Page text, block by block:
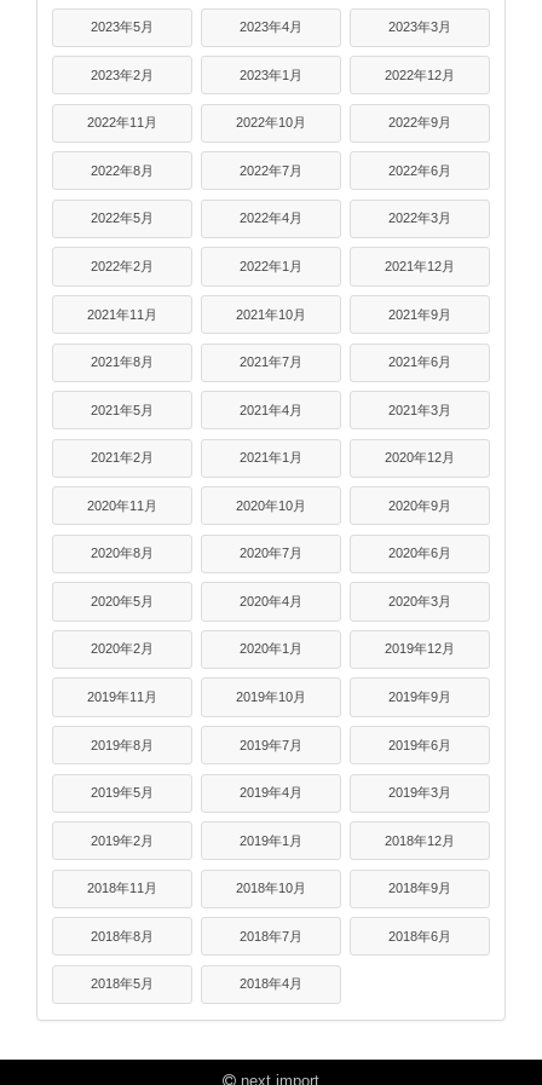
2023年5月 2023年4月 2023年3月
2023年2月 2023年1月 2022年12月
2022年11月 2022年10月 2022年9月
2022年8月 2022年7月 2022年6月
2022年5月 2022年4月 2022年3月
2022年2月 2022年1月 2021年12月
2021年11月 2021年10月 2021年9月
2021年8月 2021年7月 2021年6月
2021年5月 2021年4月 2021年3月
2021年2月 2021年1月 2020年12月
2020年11月 2020年10月 2020年9月
2020年8月 2020年7月 2020年6月
2020年5月 2020年4月 2020年3月
2020年2月 2020年1月 2019年12月
2019年11月 2019年10月 2019年9月
2019年8月 2019年7月 2019年6月
2019年5月 2019年4月 2019年3月
2019年2月 2019年1月 2018年12月
2018年11月 2018年10月 2018年9月
2018年8月 2018年7月 2018年6月
2018年5月 2018年4月
next import